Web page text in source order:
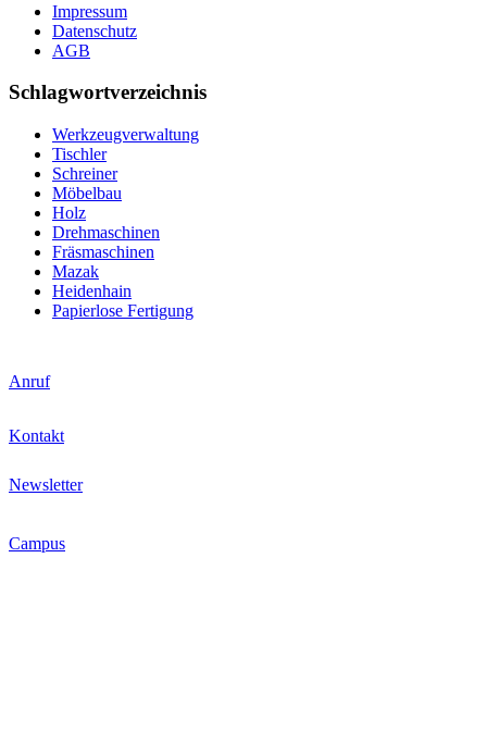
Impressum
Datenschutz
AGB
Schlagwortverzeichnis
Werkzeugverwaltung
Tischler
Schreiner
Möbelbau
Holz
Drehmaschinen
Fräsmaschinen
Mazak
Heidenhain
Papierlose Fertigung
Anruf
Kontakt
Newsletter
Campus